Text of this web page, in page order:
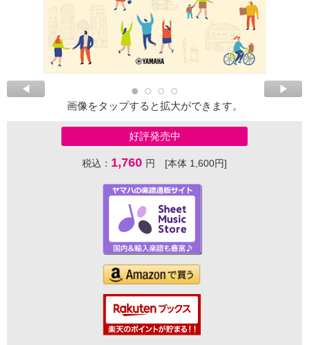
画像をタップすると拡大ができます。
好評発売中
税込： 1,760 円 [本体 1,600円]